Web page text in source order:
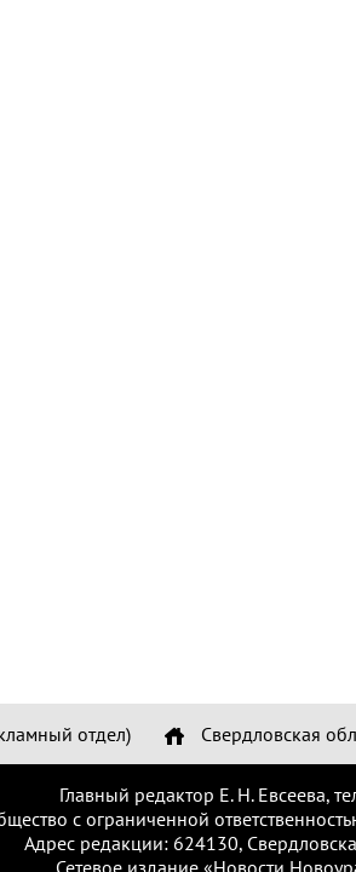
отдел) Свердловская
Главный редактор Е. Н. Евсеева,
с ограниченной
Адрес редакции: 624130,